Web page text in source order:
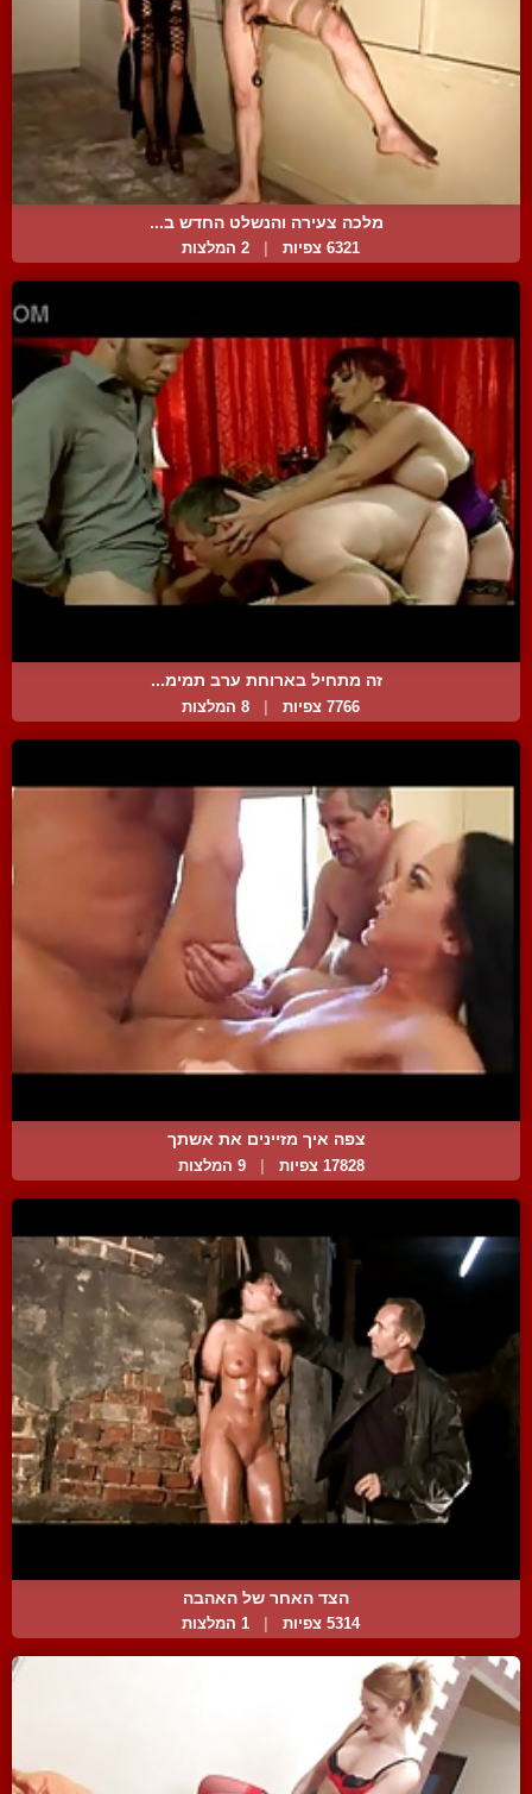
מלכה צעירה והנשלט החדש ב...
6321 צפיות 2 המלצות
זה מתחיל בארוחת ערב תמימ...
7766 צפיות 8 המלצות
צפה איך מזיינים את אשתך
17828 צפיות | 9 המלצות
הצד האחר של האהבה
5314 צפיות 1 המלצות